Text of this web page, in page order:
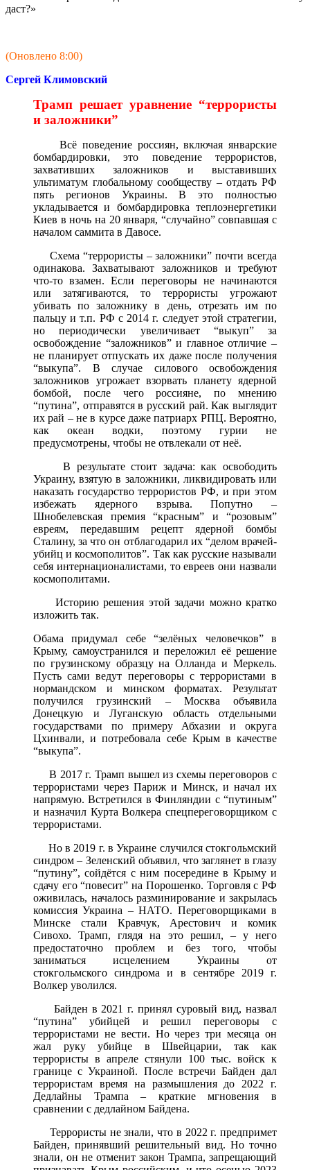
даст?»
(Оновлено 8:00)
Сергей Климовский
Трамп решает уравнение “террористы
и заложники”
Всё поведение россиян, включая январские
бомбардировки, это поведение террористов,
захвативших заложников и выставивших
ультиматум глобальному сообществу – отдать РФ
пять регионов Украины. В это полностью
укладывается и бомбардировка теплоэнергетики
Киев в ночь на 20 января, “случайно” совпавшая с
началом саммита в Давосе.
Схема “террористы – заложники” почти всегда
одинакова. Захватывают заложников и требуют
что-то взамен. Если переговоры не начинаются
или затягиваются, то террористы угрожают
убивать по заложнику в день, отрезать им по
пальцу и т.п. РФ с 2014 г. следует этой стратегии,
но периодически увеличивает “выкуп” за
освобождение “заложников” и главное отличие –
не планирует отпускать их даже после получения
“выкупа”. В случае силового освобождения
заложников угрожает взорвать планету ядерной
бомбой, после чего россияне, по мнению
“путина”, отправятся в русский рай. Как выглядит
их рай – не в курсе даже патриарх РПЦ. Вероятно,
как океан водки, поэтому гурии не
предусмотрены, чтобы не отвлекали от неё.
В результате стоит задача: как освободить
Украину, взятую в заложники, ликвидировать или
наказать государство террористов РФ, и при этом
избежать ядерного взрыва. Попутно –
Шнобелевская премия “красным” и “розовым”
евреям, передавшим рецепт ядерной бомбы
Сталину, за что он отблагодарил их “делом врачей-
убийц и космополитов”. Так как русские называли
себя интернационалистами, то евреев они назвали
космополитами.
Историю решения этой задачи можно кратко
изложить так.
Обама придумал себе “зелёных человечков” в
Крыму, самоустранился и переложил её решение
по грузинскому образцу на Олланда и Меркель.
Пусть сами ведут переговоры с террористами в
нормандском и минском форматах. Результат
получился грузинский – Москва объявила
Донецкую и Луганскую область отдельными
государствами по примеру Абхазии и округа
Цхинвали, и потребовала себе Крым в качестве
“выкупа”.
В 2017 г. Трамп вышел из схемы переговоров с
террористами через Париж и Минск, и начал их
напрямую. Встретился в Финляндии с “путиным”
и назначил Курта Волкера спецпереговорщиком с
террористами.
Но в 2019 г. в Украине случился стокгольмский
синдром – Зеленский объявил, что заглянет в глазу
“путину”, сойдётся с ним посередине в Крыму и
сдачу его “повесит” на Порошенко. Торговля с РФ
оживилась, началось разминирование и закрылась
комиссия Украина – НАТО. Переговорщиками в
Минске стали Кравчук, Арестович и комик
Сивохо. Трамп, глядя на это решил, – у него
предостаточно проблем и без того, чтобы
заниматься исцелением Украины от
стокгольмского синдрома и в сентябре 2019 г.
Волкер уволился.
Байден в 2021 г. принял суровый вид, назвал
“путина” убийцей и решил переговоры с
террористами не вести. Но через три месяца он
жал руку убийце в Швейцарии, так как
террористы в апреле стянули 100 тыс. войск к
границе с Украиной. После встречи Байден дал
террористам время на размышления до 2022 г.
Дедлайны Трампа – краткие мгновения в
сравнении с дедлайном Байдена.
Террористы не знали, что в 2022 г. предпримет
Байден, принявший решительный вид. Но точно
знали, он не отменит закон Трампа, запрещающий